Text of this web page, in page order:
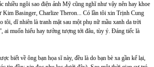
nhiều ngôi sao điện ảnh Mỹ cũng nghĩ như vậy nên hay khoe
Kim Basinger, Charlize Theron... Có lần tôi xin Trịnh Cung
tôi, dĩ nhiên là tranh mặt sau một phụ nữ mầu xanh da trời
ai muốn hiểu hay tưởng tượng tới đâu, tùy ý. Đáng tiếc là
biết về ông bạn họa sĩ này, đều là do bạn bè xa gần kể lại,